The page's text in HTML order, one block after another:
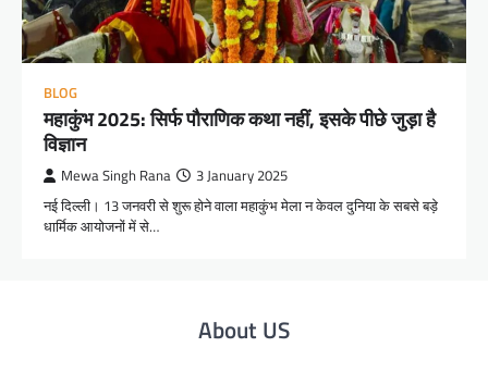
BLOG
महाकुंभ 2025: सिर्फ पौराणिक कथा नहीं, इसके पीछे जुड़ा है
विज्ञान
Mewa Singh Rana 3 January 2025
नई दिल्ली। 13 जनवरी से शुरू होने वाला महाकुंभ मेला न केवल दुनिया के सबसे बड़े
धार्मिक आयोजनों में से…
About US